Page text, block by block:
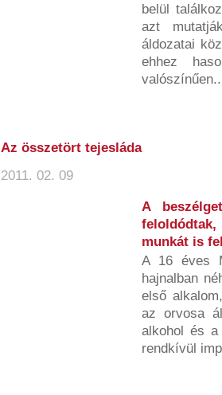
belül
azt
áldozatai
ehhez
Az összetört tejesláda
2011. 02. 09
A
munkát is
A 16 éves
hajnalban
első
az orvosa
alkohol és a
rendkívül